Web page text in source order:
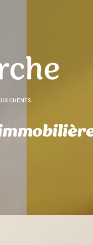
che
CHENES